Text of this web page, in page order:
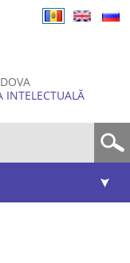
INTELECTUALĂ